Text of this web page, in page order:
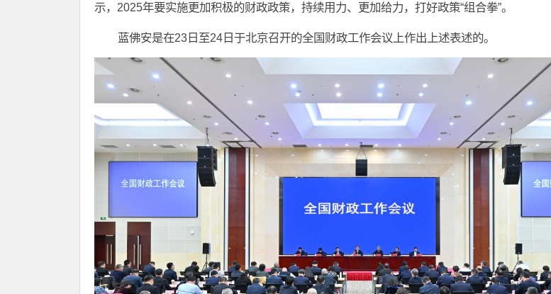
示，2025年要实施更加积极的财政政策，持续用力、更加给力，打好政策“组合拳”。
蓝佛安是在23日至24日于北京召开的全国财政工作会议上作出上述表述的。